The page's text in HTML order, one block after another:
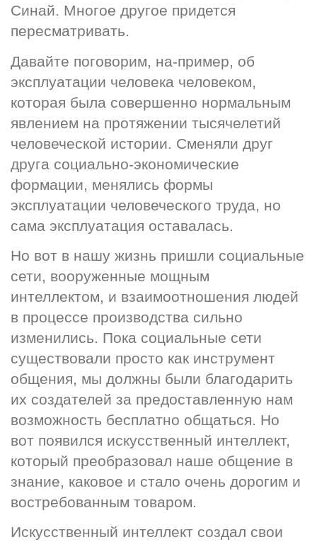
Синай. Многое другое придется
пересматривать.
Давайте поговорим, на-пример, об
эксплуатации человека человеком,
которая была совершенно нормальным
явлением на протяжении тысячелетий
человеческой истории. Сменяли друг
друга социально-экономические
формации, менялись формы
эксплуатации человеческого труда, но
сама эксплуатация оставалась.
Но вот в нашу жизнь пришли социальные
сети, вооруженные мощным
интеллектом, и взаимоотношения людей
в процессе производства сильно
изменились. Пока социальные сети
существовали просто как инструмент
общения, мы должны были благодарить
их создателей за предоставленную нам
возможность бесплатно общаться. Но
вот появился искусственный интеллект,
который преобразовал наше общение в
знание, каковое и стало очень дорогим и
востребованным товаром.
Искусственный интеллект создал свои